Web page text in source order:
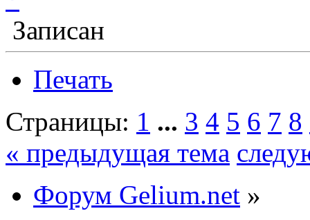
Записан
Печать
Страницы: 1 ... 3 4 5 6 7 8
« предыдущая тема
Форум Gelium.net »